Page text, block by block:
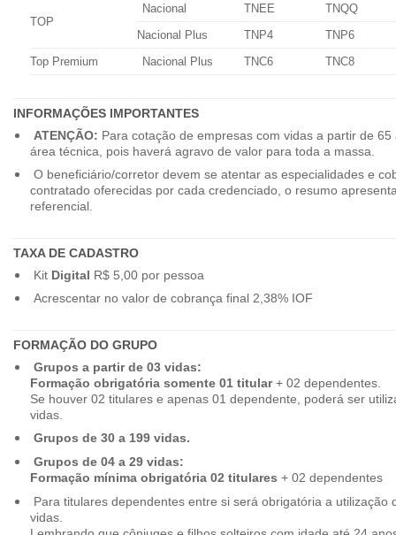
TOP
Nacional TNEE
TNQQ
Nacional Plus
TNP4
TNP6
Top Premium
Nacional Plus TNC6 TNC8
INFORMAÇÕES IMPORTANTES
ATENÇÃO: Para cotação de empresas com vidas a partir de
área técnica, pois haverá agravo de valor para toda a massa.
O beneficiário/corretor devem se atentar as especialidades e
contratado oferecidas por cada credenciado, o resumo
referencial.
TAXA DE CADASTRO
Kit Digital R$ 5,00 por pessoa
Acrescentar no valor de cobrança final 2,38% IOF
FORMAÇÃO DO GRUPO
Grupos a partir de 03 vidas:
Formação obrigatória somente 01 titular+ 02 dependentes.
Se houver 02 titulares e apenas 01 dependente, poderá ser
vidas.
Grupos de 30 a 199 vidas.
Grupos de 04 a 29 vidas:
Formação mínima obrigatória 02 titulares + 02 dependentes
Para titulares dependentes entre si será obrigatória a utilização
vidas.